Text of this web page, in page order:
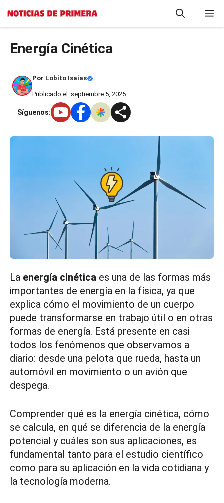
Saltar
Energía Cinética
Por Lobito Isaias
Publicado el: septiembre 5, 2025
Síguenos:
La energía cinética es una de las formas más
importantes de energía en la física, ya que
explica cómo el movimiento de un cuerpo
puede transformarse en trabajo útil o en otras
formas de energía. Está presente en casi
todos los fenómenos que observamos a
diario: desde una pelota que rueda, hasta un
automóvil en movimiento o un avión que
despega.
Comprender qué es la energía cinética, cómo
se calcula, en qué se diferencia de la energía
potencial y cuáles son sus aplicaciones, es
fundamental tanto para el estudio científico
como para su aplicación en la vida cotidiana y
la tecnología moderna.